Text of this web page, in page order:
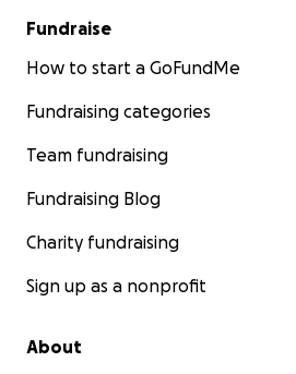
Fundraise
How to start a GoFundMe
Fundraising categories
Team fundraising
Fundraising Blog
Charity fundraising
Sign up as a nonprofit
About